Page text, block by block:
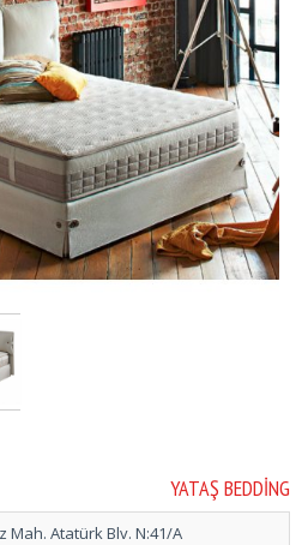
YATAŞ BEDDING
Mah. Atatürk Blv. N:41/A